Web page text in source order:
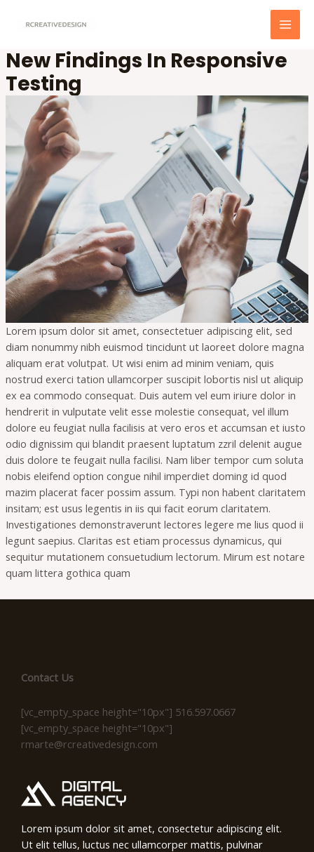
New Findings In Responsive
Testing
Lorem ipsum dolor sit amet, consectetuer adipiscing elit, sed
diam nonummy nibh euismod tincidunt ut laoreet dolore magna
aliquam erat volutpat. Ut wisi enim ad minim veniam, quis
nostrud exerci tation ullamcorper suscipit lobortis nisl ut aliquip
ex ea commodo consequat. Duis autem vel eum iriure dolor in
hendrerit in vulputate velit esse molestie consequat, vel illum
dolore eu feugiat nulla facilisis at vero eros et accumsan et iusto
odio dignissim qui blandit praesent luptatum zzril delenit augue
duis dolore te feugait nulla facilisi. Nam liber tempor cum soluta
nobis eleifend option congue nihil imperdiet doming id quod
mazim placerat facer possim assum. Typi non habent claritatem
insitam; est usus legentis in iis qui facit eorum claritatem.
Investigationes demonstraverunt lectores legere me lius quod ii
legunt saepius. Claritas est etiam processus dynamicus, qui
sequitur mutationem consuetudium lectorum. Mirum est notare
quam littera gothica quam
Contact Us
[vc_empty_space height="10px"] 516.597.0667
[vc_empty_space height="10px"]
rmarte@rcreativedesign.com
Lorem ipsum dolor sit amet, consectetur adipiscing elit.
Ut elit tellus, luctus nec ullamcorper mattis, pulvinar